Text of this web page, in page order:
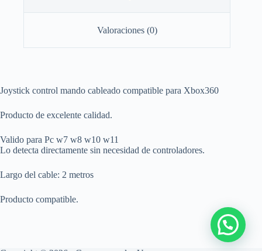
Valoraciones (0)
Joystick control mando cableado compatible para Xbox360
Producto de excelente calidad.
Valido para Pc w7 w8 w10 w11
Lo detecta directamente sin necesidad de controladores.
Largo del cable: 2 metros
Producto compatible.